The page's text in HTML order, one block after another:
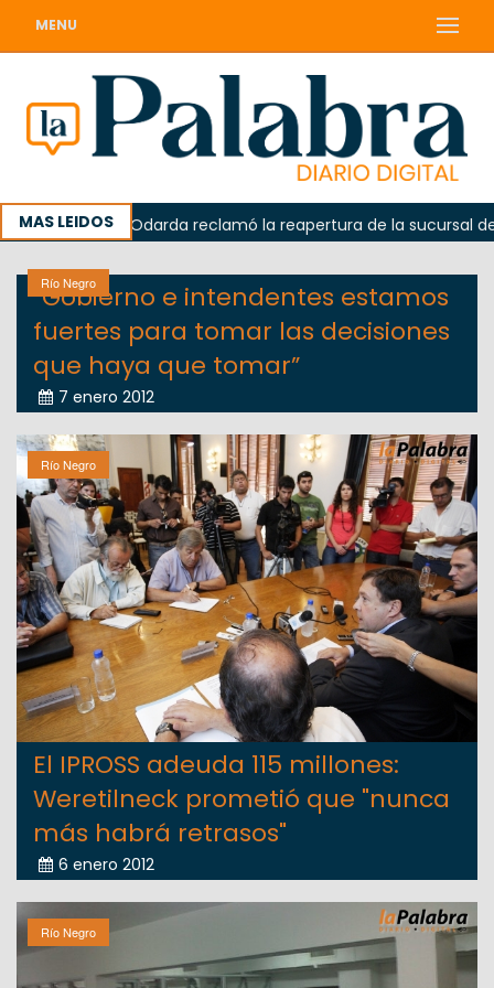
MENU
MAS LEIDOSOdarda reclamó la reapertura de la sucursal del
Río Negro
“Gobierno e intendentes estamos
fuertes para tomar las decisiones
que haya que tomar”
7 enero 2012
Río Negro
El IPROSS adeuda 115 millones:
Weretilneck prometió que "nunca
más habrá retrasos"
6 enero 2012
Río Negro